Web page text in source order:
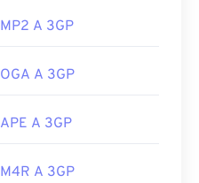
MP2 A 3GP
OGA A 3GP
APE A 3GP
M4R A 3GP